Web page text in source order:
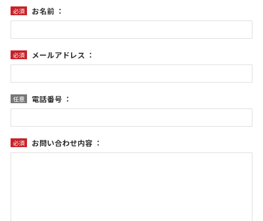
必須 お名前 ：
必須 メールアドレス ：
任意 電話番号 ：
必須 お問い合わせ内容 ：